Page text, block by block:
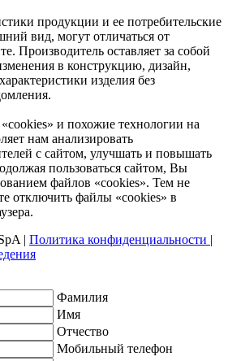
продукции и ее потребительские
вид, могут отличаться от
Производитель оставляет за собой
в конструкцию, дизайн,
изделия без
и похожие технологии на
нам анализировать
с сайтом, улучшать и повышать
пользоваться сайтом, Вы
файлов «cookies». Тем не
отключить файлы «cookies» в
| Политика конфиденциальности |
Фамилия
Имя
Отчество
Мобильный телефон